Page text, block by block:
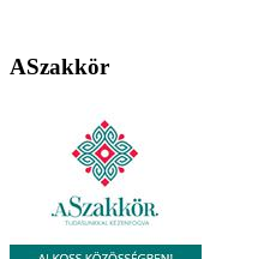
ASzakkör